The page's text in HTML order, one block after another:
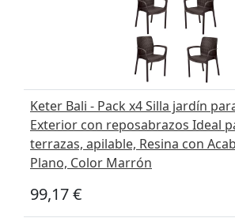
Keter Bali - Pack x4 Silla jardín
Exterior con reposabrazos Ideal
terrazas, apilable, Resina con
Plano, Color Marrón
99,17 €